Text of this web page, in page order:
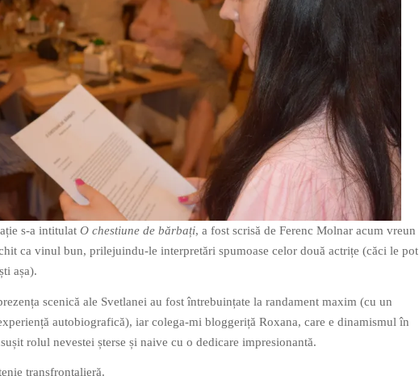
s-a intitulat O chestiune de bărbați, a fost scrisă de Ferenc Molnar acum vreun
ca vinul bun, prilejuindu-le interpretări spumoase celor două actrițe (căci le pot
așa).
scenică ale Svetlanei au fost întrebuințate la randament maxim (cu un
autobiografică), iar colega-mi bloggeriță Roxana, care e dinamismul în
rolul nevestei șterse și naive cu o dedicare impresionantă.
transfrontalieră.